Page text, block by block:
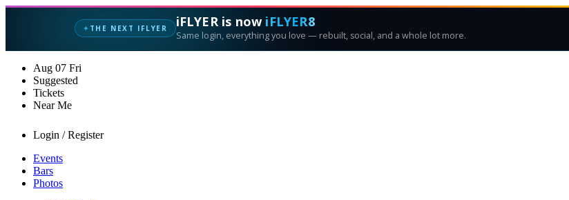
✦ THE NEXT IFLYER iFLYER is now iFLYER8
Same login, everything you love — rebuilt, social, and a whole lot more.
Aug 07 Fri
Suggested
Tickets
Near Me
Login / Register
Events
Bars
Photos